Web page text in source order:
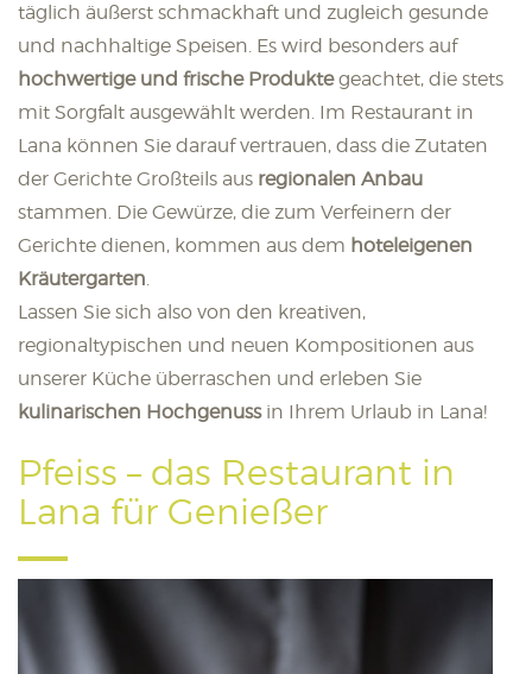
täglich äußerst schmackhaft und zugleich gesunde
und nachhaltige Speisen. Es wird besonders auf
hochwertige und frische Produktegeachtet, die stets
mit Sorgfalt ausgewählt werden. Im Restaurant in
Lana können Sie darauf vertrauen, dass die Zutaten
der Gerichte Großteils aus regionalen Anbau
stammen. Die Gewürze, die zum Verfeinern der
Gerichte dienen, kommen aus dem hoteleigenen
Kräutergarten.
Lassen Sie sich also von den kreativen,
regionaltypischen und neuen Kompositionen aus
unserer Küche überraschen und erleben Sie
kulinarischen Hochgenuss in Ihrem Urlaub in Lana!
Pfeiss – das Restaurant in
Lana für Genießer